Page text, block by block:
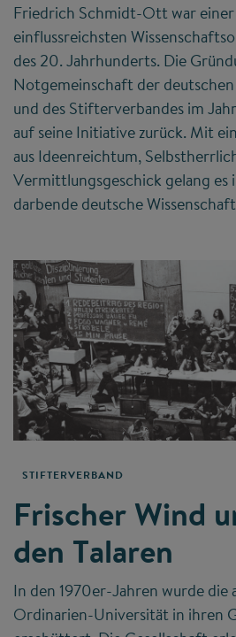
Friedrich Schmidt-Ott war
einflussreichsten
des 20. Jahrhunderts. Die
Notgemeinschaft der
und des Stifterverbandes im
auf seine Initiative zurück. Mit
aus Ideenreichtum,
Vermittlungsgeschick gelang es
darbende deutsche
STIFTERVERBAND
Frischer Wind
den Talaren
In den 1970er-Jahren wurde die
Ordinarien-Universität in ihren